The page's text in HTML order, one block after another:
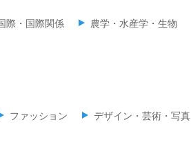
際・国際関係 農学・水産学・生物
ファッション デザイン・芸術・写真